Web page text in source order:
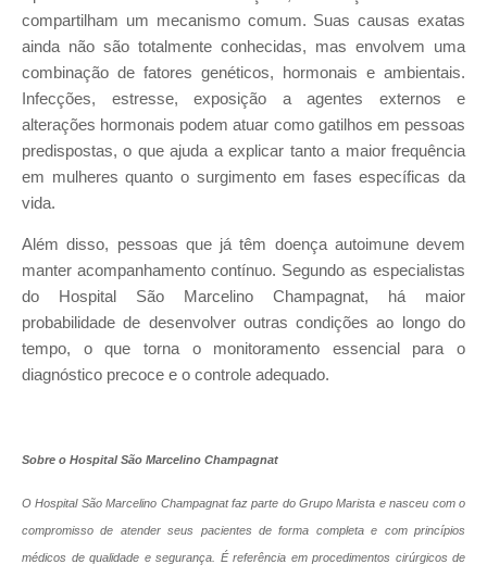
compartilham um mecanismo comum. Suas causas exatas
ainda não são totalmente conhecidas, mas envolvem uma
combinação de fatores genéticos, hormonais e ambientais.
Infecções, estresse, exposição a agentes externos e
alterações hormonais podem atuar como gatilhos em pessoas
predispostas, o que ajuda a explicar tanto a maior frequência
em mulheres quanto o surgimento em fases específicas da
vida.
Além disso, pessoas que já têm doença autoimune devem
manter acompanhamento contínuo. Segundo as especialistas
do Hospital São Marcelino Champagnat, há maior
probabilidade de desenvolver outras condições ao longo do
tempo, o que torna o monitoramento essencial para o
diagnóstico precoce e o controle adequado.
Sobre o Hospital São Marcelino Champagnat
O Hospital São Marcelino Champagnat faz parte do Grupo Marista e nasceu com o
compromisso de atender seus pacientes de forma completa e com princípios
médicos de qualidade e segurança. É referência em procedimentos cirúrgicos de